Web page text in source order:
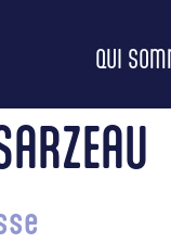
QUI